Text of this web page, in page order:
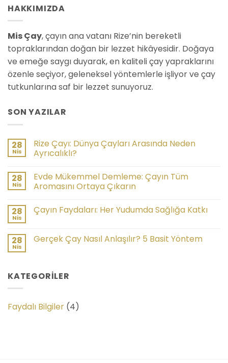
HAKKIMIZDA
Mis Çay, çayın ana vatanı Rize’nin bereketli
topraklarından doğan bir lezzet hikâyesidir. Doğaya
ve emeğe saygı duyarak, en kaliteli çay yapraklarını
özenle seçiyor, geleneksel yöntemlerle işliyor ve çay
tutkunlarına saf bir lezzet sunuyoruz.
SON YAZILAR
28
Nis
Rize Çayı: Dünya Çayları Arasında Neden
Ayrıcalıklı?
28
Nis
Evde Mükemmel Demleme: Çayın Tüm
Aromasını Ortaya Çıkarın
28
Nis
Çayın Faydaları: Her Yudumda Sağlığa Katkı
28
Nis
Gerçek Çay Nasıl Anlaşılır? 5 Basit Yöntem
KATEGORILER
Faydalı Bilgiler (4)